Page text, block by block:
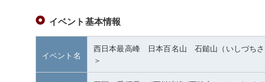
イベント基本情報
イベント名
西日本最高峰 日本百名山 石鎚山（いしづち
＞